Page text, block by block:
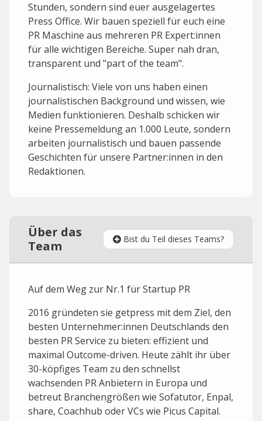
Stunden, sondern sind euer ausgelagertes
Press Office. Wir bauen speziell für euch eine
PR Maschine aus mehreren PR Expert:innen
für alle wichtigen Bereiche. Super nah dran,
transparent und "part of the team".
Journalistisch: Viele von uns haben einen
journalistischen Background und wissen, wie
Medien funktionieren. Deshalb schicken wir
keine Pressemeldung an 1.000 Leute, sondern
arbeiten journalistisch und bauen passende
Geschichten für unsere Partner:innen in den
Redaktionen.
Über das
Team
Bist du Teil dieses Teams?
Auf dem Weg zur Nr.1 für Startup PR
2016 gründeten sie getpress mit dem Ziel, den
besten Unternehmer:innen Deutschlands den
besten PR Service zu bieten: effizient und
maximal Outcome-driven. Heute zählt ihr über
30-köpfiges Team zu den schnellst
wachsenden PR Anbietern in Europa und
betreut Branchengrößen wie Sofatutor, Enpal,
share, Coachhub oder VCs wie Picus Capital.